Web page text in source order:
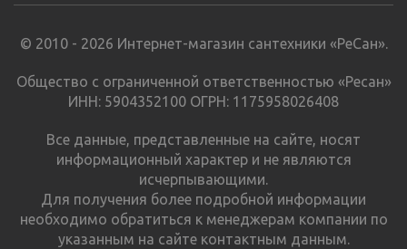
© 2010 - 2026 Интернет-магазин сантехники «РеСан».
Общество с ограниченной ответственностью «Ресан»
ИНН: 5904352100 ОГРН: 1175958026408
Все данные, представленные на сайте, носят
информационный характер и не являются
исчерпывающими.
Для получения более подробной информации
необходимо обратиться к менеджерам компании по
указанным на сайте контактным данным.